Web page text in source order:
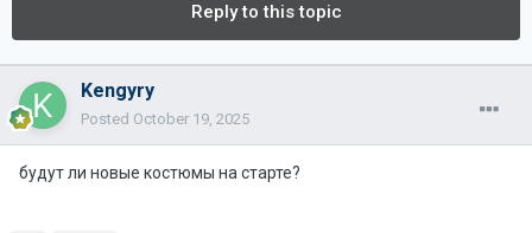
Reply to this topic
Kengyry
Posted October 19, 2025
будут ли новые костюмы на старте?